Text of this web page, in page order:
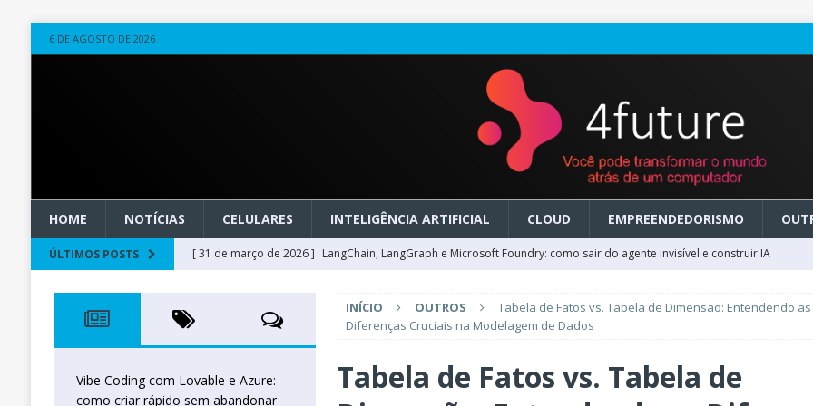
6 DE AGOSTO DE 2026
HOME NOTÍCIAS CELULARES INTELIGÊNCIA ARTIFICIAL CLOUD EMPREENDEDORISMO
ÚLTIMOS POSTS [ 31 de março de 2026 ] LangChain, LangGraph e Microsoft Foundry: como sair do agente invisível e construir IA
[ 20 de março de 2026 ]
Microsoft Foundry em GA: como migrar do clássico sem transformar IA em dívida
técnica
INTELIGÊNCIA ARTIFICIAL
[ 27 de fevereiro de 2026 ]
Voice Agents no Microsoft Foundry: como desenhar experiências de voz em tempo
INÍCIO OUTROS
Tabela de Fatos vs. Tabela de Dimensão: Entendendo as
Diferenças Cruciais na Modelagem de Dados
Tabela de Fatos vs. Tabela de
Vibe Coding com Lovable e Azure:
como criar rápido sem abandonar